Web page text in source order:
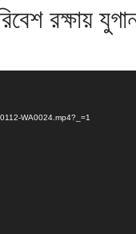
রক্ষায়
WA0024.mp4?_=1